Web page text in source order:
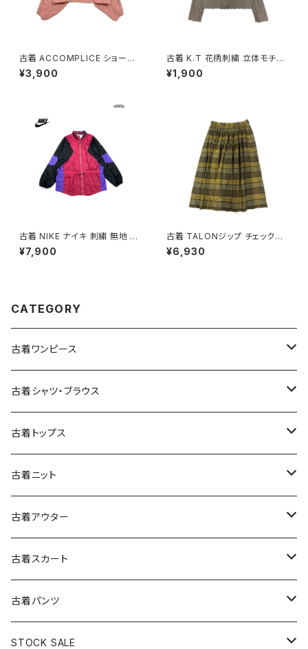
古着 ACCOMPLICE ショート
丈 アメリカ製 無地 長袖 ニット
セーター ピンク (ttu2501058)
¥3,900
古着 K.T 花柄刺繍 立体モチー
フ 前開き 無地 リネン 長袖 ブラ
ウス こげ茶 (ttu2509069)
¥1,900
古着 NIKE ナイキ 刺繍 無地 ナ
イロン 長袖 アウター アウトドア
ジャケット ピンク (ttu250816
¥7,900
古着 TALONジップ チェック柄
コットン 膝丈 スカート 黄 (ba2
607010)
¥6,930
CATEGORY
古着ワンピース
古着長袖ワンピース
古着半袖ワンピース
古着ノースリーブワンピース
古着キャミソールワンピース
古着ベアトップワンピース
古着オールインワン
古着オーバーオール
古着シャツ・ブラウス
古着長袖シャツ・ブラウス
古着半袖シャツ・ブラウス
古着ノースリーブシャツ・ブラウス
古着トップス
古着スウェット&パーカー
古着スウェット
古着パーカー
古着プルオーバー
古着長袖プルオーバー
古着半袖プルオーバー
古着Ｔシャツ
古着長袖Ｔシャツ
古着半袖Ｔシャツ
古着ベスト
古着キャミソール
古着ニット
古着セーター
古着カーディガン
古着半袖ニット
古着ニットアウター
古着アウター
古着ライトジャケット
古着ライトコート
古着ヘビージャケット
古着スカート
古着ロング丈スカート (丈76cm-)
古着膝丈スカート (丈56-75cm)
古着パンツ
古着ロング丈パンツ
STOCK SALE